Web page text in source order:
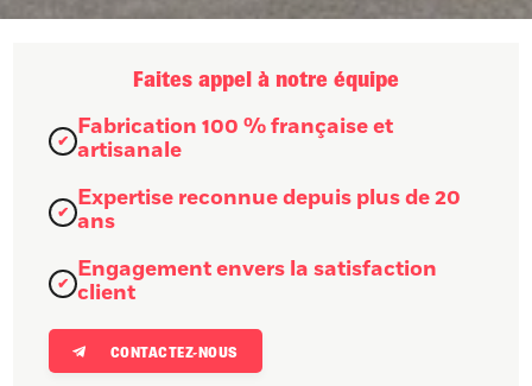
Faites appel à notre équipe
Fabrication 100 % française et
artisanale
Expertise reconnue depuis plus de 20
ans
Engagement envers la satisfaction
client
CONTACTEZ-NOUS